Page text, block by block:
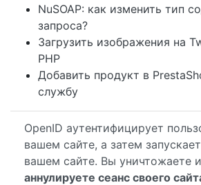
NuSOAP: как изменить тип
запроса?
Загрузить изображения на
PHP
Добавить продукт в
службу
OpenID аутентифицирует
вашем сайте, а затем
вашем сайте. Вы уничтожаете
аннулируете сеанс своего